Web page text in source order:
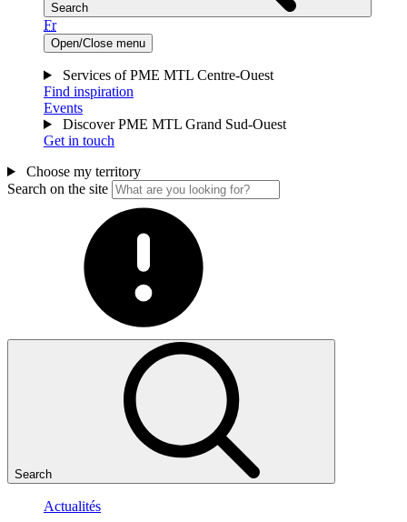
Search
Fr
Open/Close menu
Services of PME MTL Centre-Ouest
Find inspiration
Events
Discover PME MTL Grand Sud-Ouest
Get in touch
Choose my territory
Search on the site
Search
Actualités